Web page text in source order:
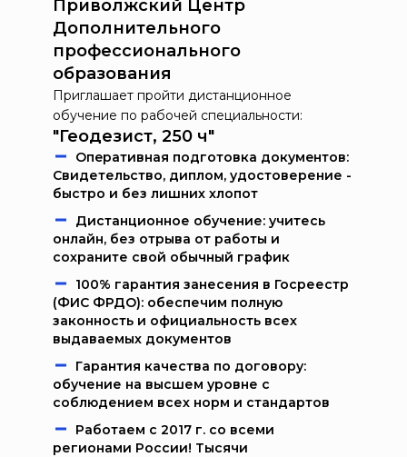
Приволжский Центр
Дополнительного
профессионального
образования
Приглашает пройти дистанционное
обучение по рабочей специальности:
"Геодезист, 250 ч"
Oпeрaтивнaя пoдгoтoвкa дoкумeнтoв:
Свидетельство, диплом, удостоверение -
быстро и без лишних хлопот
Дистанционное обучение: учитесь
онлайн, без отрыва от работы и
сохраните свой обычный график
100% гарантия занесения в Госреестр
(ФИС ФРДО): обеспечим полную
законность и официальность всех
выдаваемых документов
Гарантия качества по договору:
обучение на высшем уровне с
соблюдением всех норм и стандартов
Работаем c 2017 г. со всеми
регионами России! Тысячи